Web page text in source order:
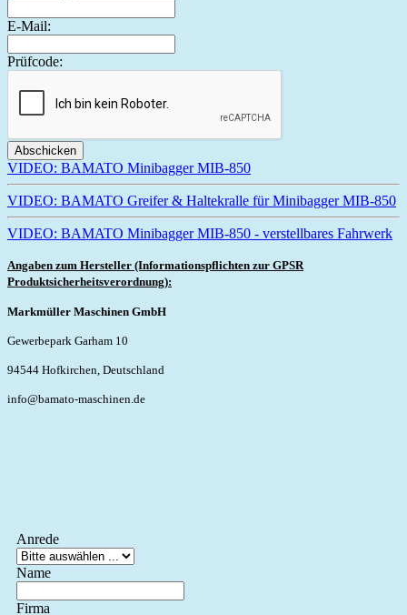
E-Mail:
Prüfcode:
Abschicken
VIDEO: BAMATO Minibagger MIB-850
VIDEO: BAMATO Greifer & Haltekralle für Minibagger MIB-850
VIDEO: BAMATO Minibagger MIB-850 - verstellbares Fahrwerk
Angaben zum Hersteller (Informationspflichten zur GPSR
Produktsicherheitsverordnung):
Markmüller Maschinen GmbH
Gewerbepark Garham 10
94544 Hofkirchen, Deutschland
info@bamato-maschinen.de
Anrede
Name
Firma